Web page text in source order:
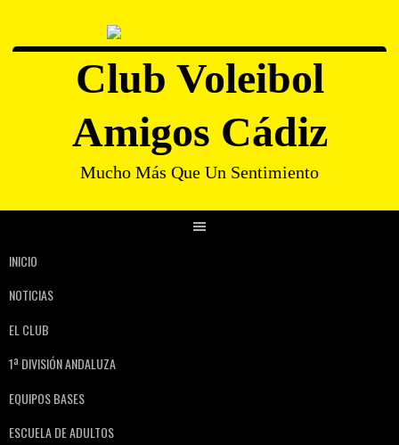
Club Voleibol
Amigos Cádiz
Mucho Más Que Un Sentimiento
INICIO
NOTICIAS
EL CLUB
1ª DIVISIÓN ANDALUZA
EQUIPOS BASES
ESCUELA DE ADULTOS